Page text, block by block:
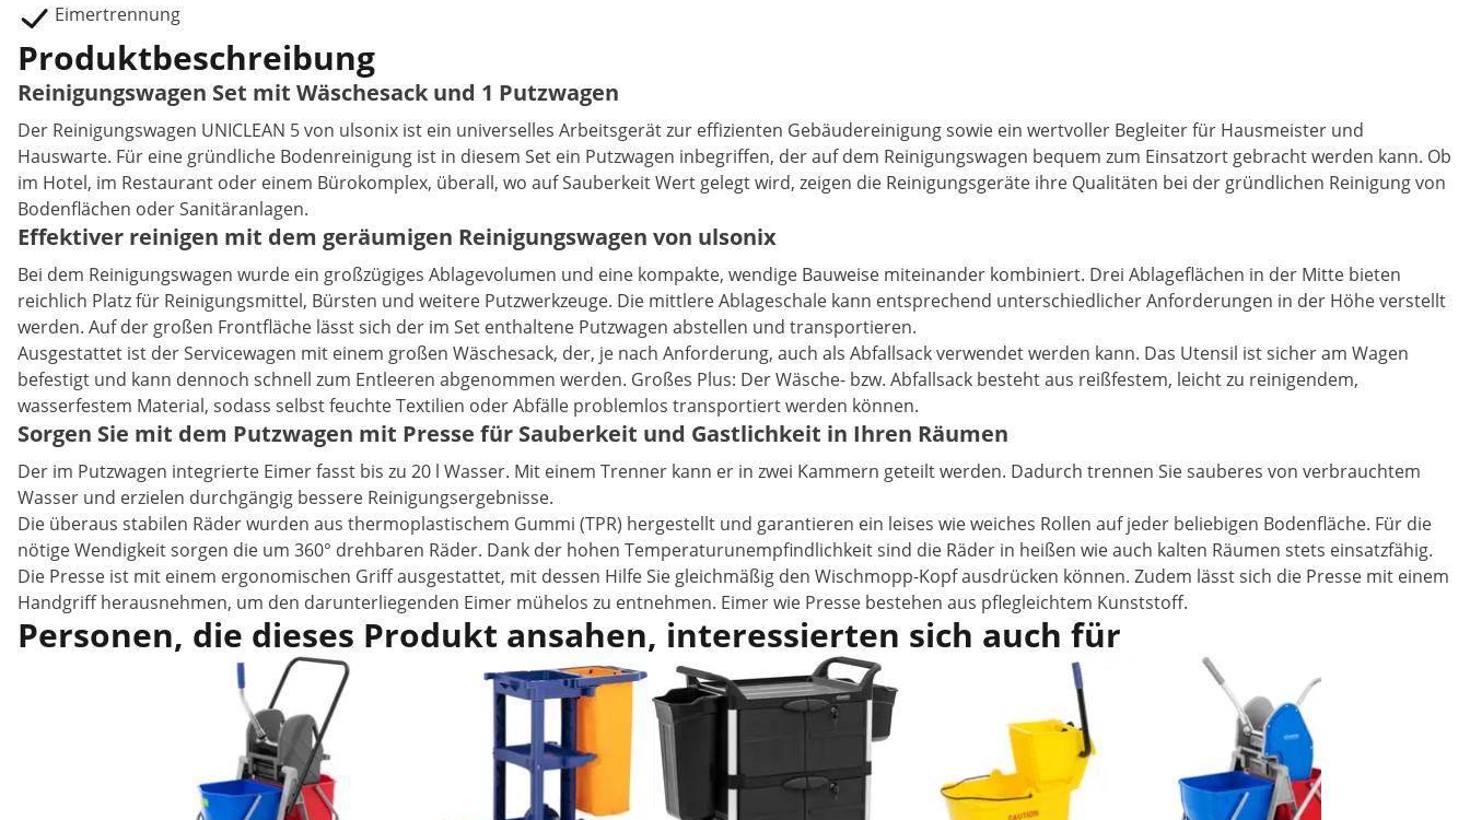
Eimertrennung
Produktbeschreibung
Reinigungswagen Set mit Wäschesack und 1 Putzwagen
Der Reinigungswagen UNICLEAN 5 von ulsonix ist ein universelles Arbeitsgerät zur effizienten Gebäudereinigung sowie ein wertvoller Begleiter für Hausmeister und
Hauswarte. Für eine gründliche Bodenreinigung ist in diesem Set ein Putzwagen inbegriffen, der auf dem Reinigungswagen bequem zum Einsatzort gebracht werden kann. Ob
im Hotel, im Restaurant oder einem Bürokomplex, überall, wo auf Sauberkeit Wert gelegt wird, zeigen die Reinigungsgeräte ihre Qualitäten bei der gründlichen Reinigung von
Bodenflächen oder Sanitäranlagen.
Effektiver reinigen mit dem geräumigen Reinigungswagen von ulsonix
Bei dem Reinigungswagen wurde ein großzügiges Ablagevolumen und eine kompakte, wendige Bauweise miteinander kombiniert. Drei Ablageflächen in der Mitte bieten
reichlich Platz für Reinigungsmittel, Bürsten und weitere Putzwerkzeuge. Die mittlere Ablageschale kann entsprechend unterschiedlicher Anforderungen in der Höhe verstellt
werden. Auf der großen Frontfläche lässt sich der im Set enthaltene Putzwagen abstellen und transportieren.
Ausgestattet ist der Servicewagen mit einem großen Wäschesack, der, je nach Anforderung, auch als Abfallsack verwendet werden kann. Das Utensil ist sicher am Wagen
befestigt und kann dennoch schnell zum Entleeren abgenommen werden. Großes Plus: Der Wäsche- bzw. Abfallsack besteht aus reißfestem, leicht zu reinigendem,
wasserfestem Material, sodass selbst feuchte Textilien oder Abfälle problemlos transportiert werden können.
Sorgen Sie mit dem Putzwagen mit Presse für Sauberkeit und Gastlichkeit in Ihren Räumen
Der im Putzwagen integrierte Eimer fasst bis zu 20 l Wasser. Mit einem Trenner kann er in zwei Kammern geteilt werden. Dadurch trennen Sie sauberes von verbrauchtem
Wasser und erzielen durchgängig bessere Reinigungsergebnisse.
Die überaus stabilen Räder wurden aus thermoplastischem Gummi (TPR) hergestellt und garantieren ein leises wie weiches Rollen auf jeder beliebigen Bodenfläche. Für die
nötige Wendigkeit sorgen die um 360° drehbaren Räder. Dank der hohen Temperaturunempfindlichkeit sind die Räder in heißen wie auch kalten Räumen stets einsatzfähig.
Die Presse ist mit einem ergonomischen Griff ausgestattet, mit dessen Hilfe Sie gleichmäßig den Wischmopp-Kopf ausdrücken können. Zudem lässt sich die Presse mit einem
Handgriff herausnehmen, um den darunterliegenden Eimer mühelos zu entnehmen. Eimer wie Presse bestehen aus pflegleichtem Kunststoff.
Personen, die dieses Produkt ansahen, interessierten sich auch für